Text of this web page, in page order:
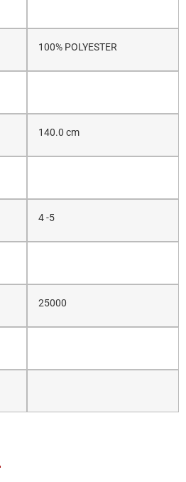
100% POLYESTER
140.0 cm
4 -5
25000